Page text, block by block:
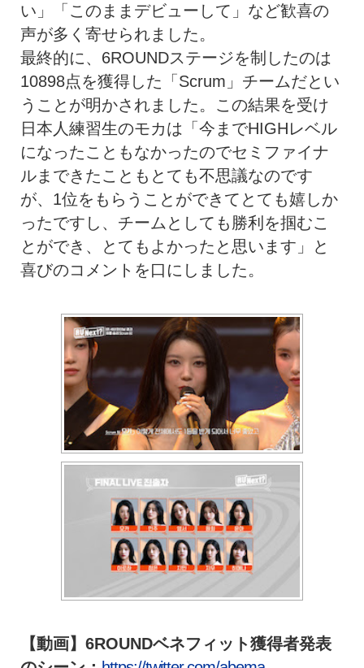
い」「このままデビューして」 など歓喜の
声が多く寄せられました。
最終的に、 6ROUNDステージを制したのは
10898点を獲得した「 Scrum」チームだとい
うことが明かされました。 この結果を受け
日本人練習生のモカは「 今までHIGHレベル
になったこともなかったのでセミファイナ
ルまできたこともとても不思議なのです
が、 1位をもらうことができてとても嬉しか
ったですし、 チームとしても勝利を掴むこ
とができ、
とてもよかったと思います」と
喜びのコメントを口にしました。
【動画】6ROUNDベネフィット獲得者発表